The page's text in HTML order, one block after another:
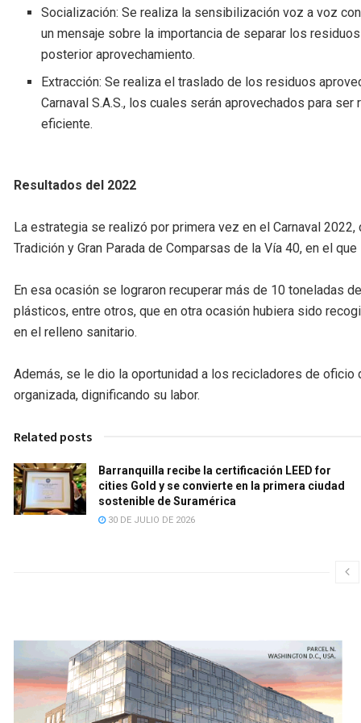
Socialización: Se realiza la sensibilización voz a voz
un mensaje sobre la importancia de separar los
posterior aprovechamiento.
Extracción: Se realiza el traslado de los residuos
Carnaval S.A.S., los cuales serán aprovechados para
eficiente.
Resultados del 2022
La estrategia se realizó por primera vez en el Carnaval
Tradición y Gran Parada de Comparsas de la Vía 40, en el
En esa ocasión se lograron recuperar más de 10 toneladas
plásticos, entre otros, que en otra ocasión hubiera sido
en el relleno sanitario.
Además, se le dio la oportunidad a los recicladores de oficio
organizada, dignificando su labor.
Related posts
Barranquilla recibe la certificación LEED for
cities Gold y se convierte en la primera ciudad
sostenible de Suramérica
30 DE JULIO DE 2026